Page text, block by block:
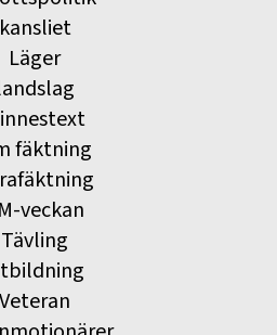
kansliet
Läger
fäktning
veckan
Tävling
Veteran